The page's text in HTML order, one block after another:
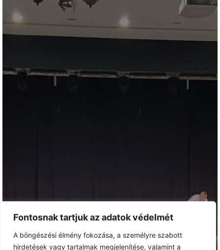
Fontosnak tartjuk az adatok védelmét
A böngészési élmény fokozása, a személyre szabott
hirdetések vagy tartalmak megjelenítése, valamint a